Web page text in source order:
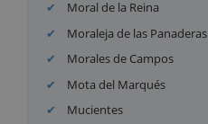
Moral de la Reina
Moraleja de las Panaderas
Morales de Campos
Mota del Marqués
Mucientes